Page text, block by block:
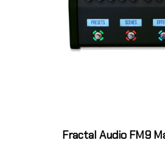
Fractal Audio FM9